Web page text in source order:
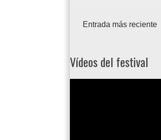
Entrada más reciente
Vídeos del festival